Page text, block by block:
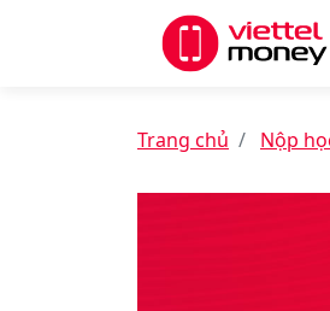
Trang chủ Nộp